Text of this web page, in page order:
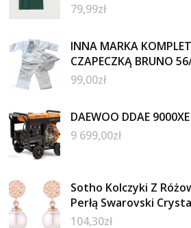
79,99zł
INNA MARKA
CZAPECZKĄ BRUNO
99,00zł
DAEWOO DDAE 9000XE
9 699,00zł
Sotho Kolczyki Z
Perłą Swarovski
104,30zł